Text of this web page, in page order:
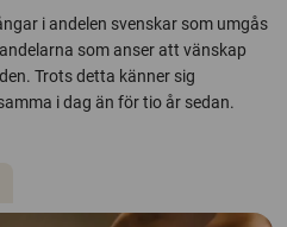
i andelen svenskar som umgås
som anser att vänskap
Trots detta känner sig
i dag än för tio år sedan.